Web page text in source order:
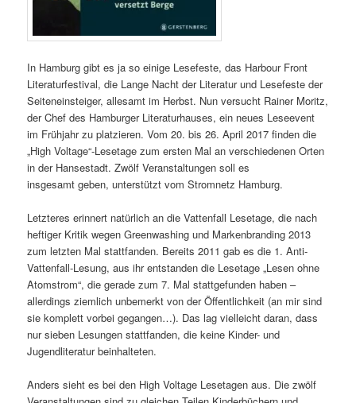
In Hamburg gibt es ja so einige Lesefeste, das Harbour Front
Literaturfestival, die Lange Nacht der Literatur und Lesefeste der
Seiteneinsteiger, allesamt im Herbst. Nun versucht Rainer Moritz,
der Chef des Hamburger Literaturhauses, ein neues Leseevent
im Frühjahr zu platzieren. Vom 20. bis 26. April 2017 finden die
„High Voltage“-Lesetage zum ersten Mal an verschiedenen Orten
in der Hansestadt. Zwölf Veranstaltungen soll es
insgesamt geben, unterstützt vom Stromnetz Hamburg.
Letzteres erinnert natürlich an die Vattenfall Lesetage, die nach
heftiger Kritik wegen Greenwashing und Markenbranding 2013
zum letzten Mal stattfanden. Bereits 2011 gab es die 1. Anti-
Vattenfall-Lesung, aus ihr entstanden die Lesetage „Lesen ohne
Atomstrom“, die gerade zum 7. Mal stattgefunden haben –
allerdings ziemlich unbemerkt von der Öffentlichkeit (an mir sind
sie komplett vorbei gegangen…). Das lag vielleicht daran, dass
nur sieben Lesungen stattfanden, die keine Kinder- und
Jugendliteratur beinhalteten.
Anders sieht es bei den High Voltage Lesetagen aus. Die zwölf